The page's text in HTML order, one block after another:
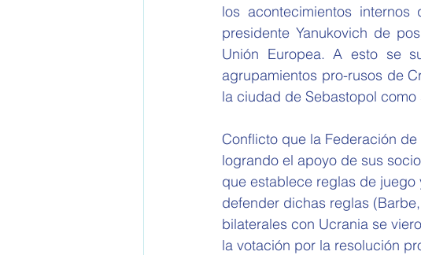
los acontecimientos
presidente Yanukovich de
Unión Europea. A esto se
agrupamientos pro-rusos de
la ciudad de Sebastopol
Conflicto que la Federación
logrando el apoyo de sus
que establece reglas de
defender dichas reglas
bilaterales con Ucrania se
la votación por la resolución